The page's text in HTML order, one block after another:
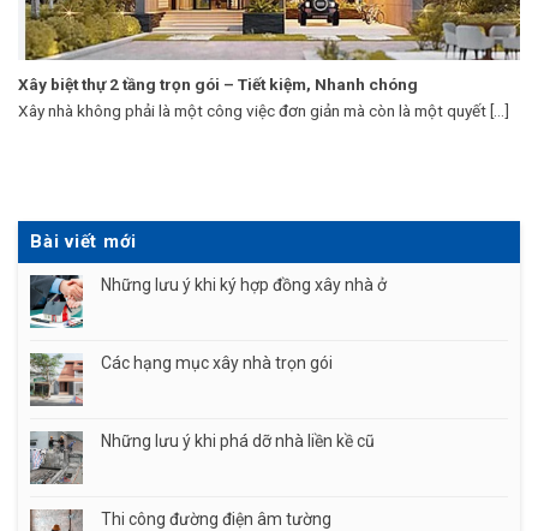
Xây biệt thự 2 tầng trọn gói – Tiết kiệm, Nhanh chóng
Xây nhà không phải là một công việc đơn giản mà còn là một quyết [...]
Bài viết mới
Những lưu ý khi ký hợp đồng xây nhà ở
Các hạng mục xây nhà trọn gói
Những lưu ý khi phá dỡ nhà liền kề cũ
Thi công đường điện âm tường